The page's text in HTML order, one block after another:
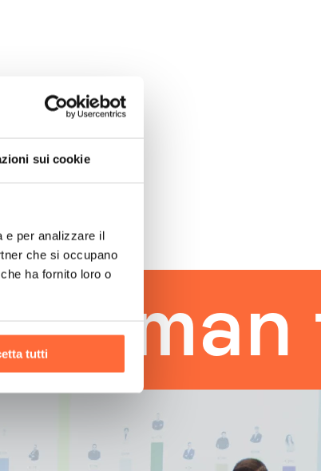
sui cookie
e per analizzare il
che si occupano
ha fornito loro o
tutti